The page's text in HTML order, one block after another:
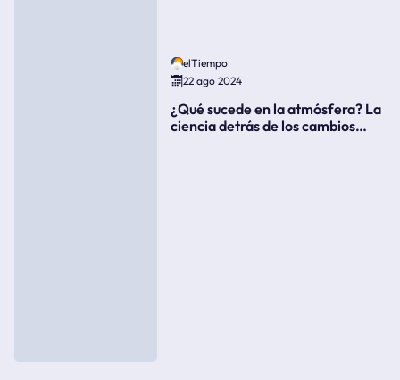
elTiempo
22 ago 2024
¿Qué sucede en la atmósfera? La
ciencia detrás de los cambios